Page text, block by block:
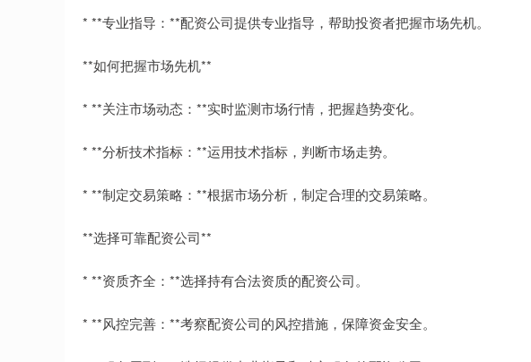
* **专业指导：**配资公司提供专业指导，帮助投资者把握市场先机。
**如何把握市场先机**
* **关注市场动态：**实时监测市场行情，把握趋势变化。
* **分析技术指标：**运用技术指标，判断市场走势。
* **制定交易策略：**根据市场分析，制定合理的交易策略。
**选择可靠配资公司**
* **资质齐全：**选择持有合法资质的配资公司。
* **风控完善：**考察配资公司的风控措施，保障资金安全。